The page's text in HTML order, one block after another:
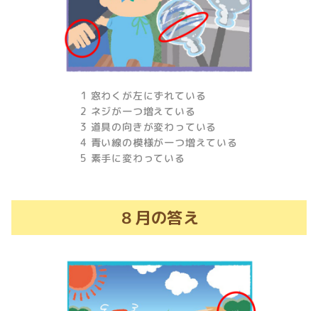
1 窓わくが左にずれている
2 ネジが一つ増えている
3 道具の向きが変わっている
4 青い線の模様が一つ増えている
5 素手に変わっている
８月の答え